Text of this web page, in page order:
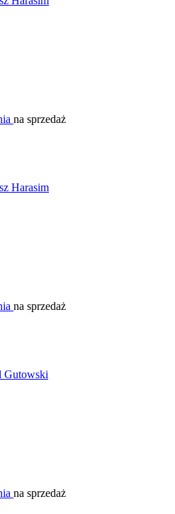
na sprzedaż
na sprzedaż
na sprzedaż